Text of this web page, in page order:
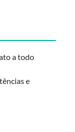
a todo
e